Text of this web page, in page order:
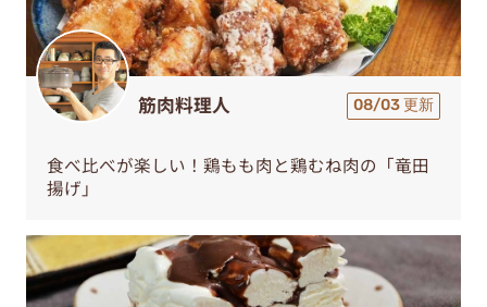
筋肉料理人 08/03 更新
食べ比べが楽しい！鶏もも肉と鶏むね肉の「竜田
揚げ」